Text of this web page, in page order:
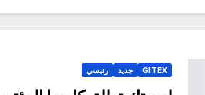
GITEX جديد رئيسي